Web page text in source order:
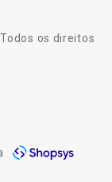
os direitos